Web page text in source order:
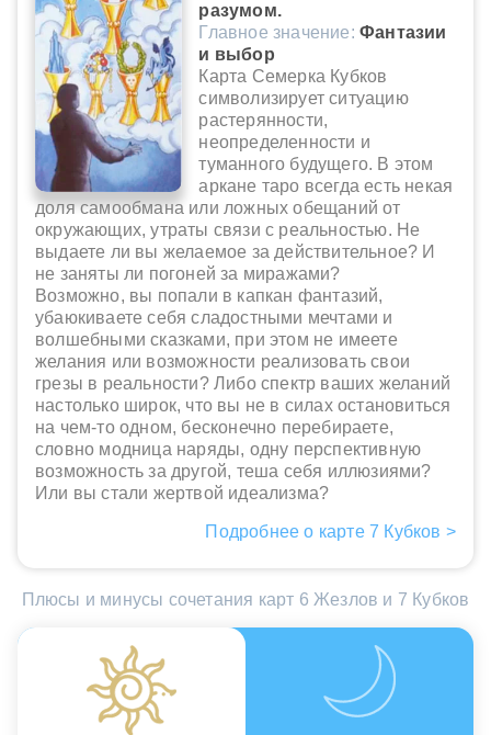
разумом.
Главное значение: Фантазии
и выбор
Карта Семерка Кубков
символизирует ситуацию
растерянности,
неопределенности и
туманного будущего. В этом
аркане таро всегда есть некая
доля самообмана или ложных обещаний от
окружающих, утраты связи с реальностью. Не
выдаете ли вы желаемое за действительное? И
не заняты ли погоней за миражами?
Возможно, вы попали в капкан фантазий,
убаюкиваете себя сладостными мечтами и
волшебными сказками, при этом не имеете
желания или возможности реализовать свои
грезы в реальности? Либо спектр ваших желаний
настолько широк, что вы не в силах остановиться
на чем-то одном, бесконечно перебираете,
словно модница наряды, одну перспективную
возможность за другой, теша себя иллюзиями?
Или вы стали жертвой идеализма?
Подробнее о карте 7 Кубков >
Плюсы и минусы сочетания карт 6 Жезлов и 7 Кубков